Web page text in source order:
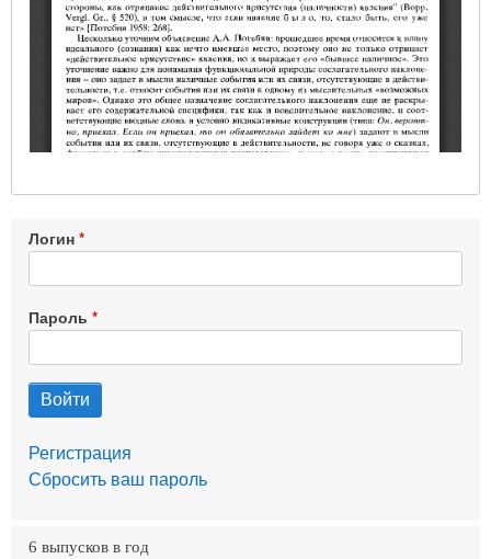
Логин
Пароль
Регистрация
Сбросить ваш пароль
6 выпусков в год